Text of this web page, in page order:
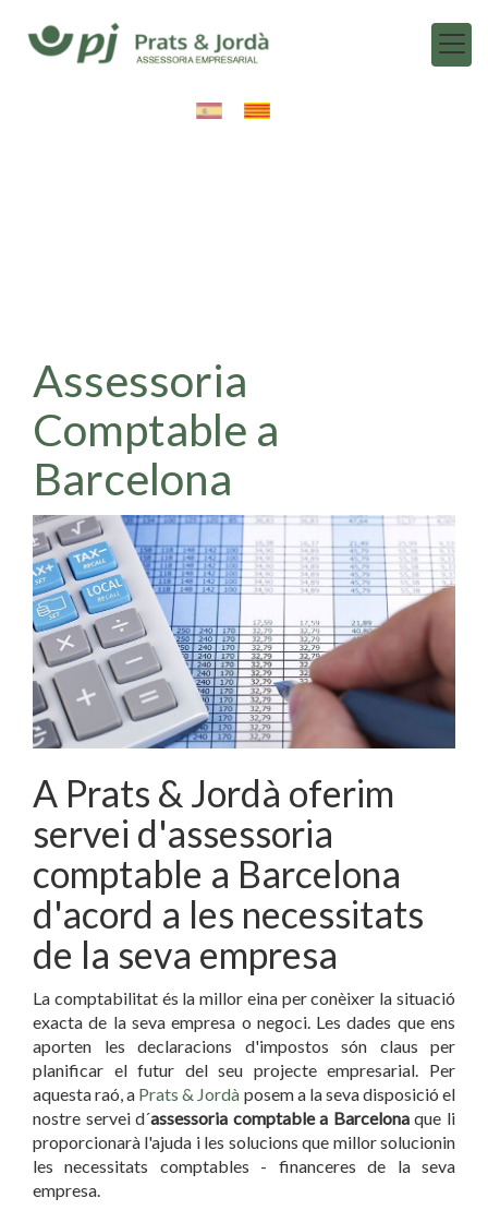
Assessoria
Comptable a
Barcelona
A Prats & Jordà oferim
servei d'assessoria
comptable a Barcelona
d'acord a les necessitats
de la seva empresa
La comptabilitat és la millor eina per conèixer la situació
exacta de la seva empresa o negoci. Les dades que ens
aporten les declaracions d'impostos són claus per
planificar el futur del seu projecte empresarial. Per
aquesta raó, a Prats & Jordà posem a la seva disposició el
nostre servei d´assessoria comptable a Barcelonaque li
proporcionarà l'ajuda i les solucions que millor solucionin
les necessitats comptables - financeres de la seva
empresa.